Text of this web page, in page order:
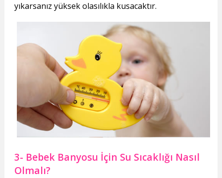
yıkarsanız yüksek olasılıkla kusacaktır.
3- Bebek Banyosu İçin Su Sıcaklığı Nasıl
Olmalı?